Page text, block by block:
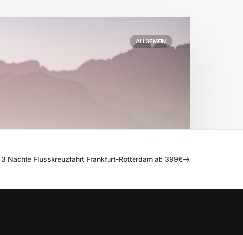
ALLGEMEIN
3 Nächte Flusskreuzfahrt Frankfurt-Rotterdam ab 399€